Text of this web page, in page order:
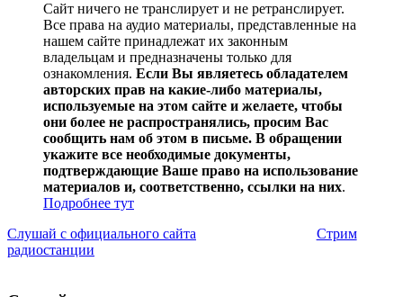
Сайт ничего не транслирует и не ретранслирует.
Все права на аудио материалы, представленные на
нашем сайте принадлежат их законным
владельцам и предназначены только для
ознакомления. Если Вы являетесь обладателем
авторских прав на какие-либо материалы,
используемые на этом сайте и желаете, чтобы
они более не распространялись, просим Вас
сообщить нам об этом в письме. В обращении
укажите все необходимые документы,
подтверждающие Ваше право на использование
материалов и, соответственно, ссылки на них.
Подробнее тут
Слушай с официального сайта
Стрим
радиостанции